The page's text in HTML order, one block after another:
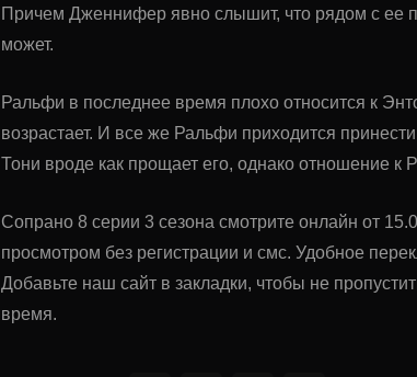
Причем Дженнифер явно слышит, что рядом с ее
может.
Ральфи в последнее время плохо относится к
возрастает. И все же Ральфи приходится
Тони вроде как прощает его, однако отношение
Сопрано 8 серии 3 сезона смотрите онлайн от
просмотром без регистрации и смс. Удобное
Добавьте наш сайт в закладки, чтобы не
время.